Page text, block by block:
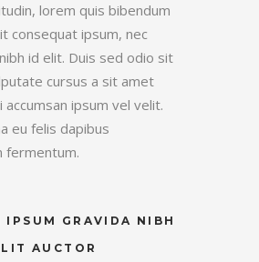
lorem quis bibendum
consequat ipsum, nec
id elit. Duis sed odio sit
cursus a sit amet
accumsan ipsum vel velit.
eu felis dapibus
fermentum.
IPSUM GRAVIDA NIBH
AUCTOR